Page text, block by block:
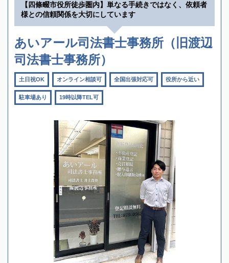
【四條畷市役所徒歩圏内】単なる手続きではなく、依頼者
様との信頼関係を大切にしています
あいアール司法書士事務所（旧渡辺
司法書士事務所）
土日祝OK オンライン相談可 全国出張対応可 役所から近い
駐車場あり 19時以降TEL可